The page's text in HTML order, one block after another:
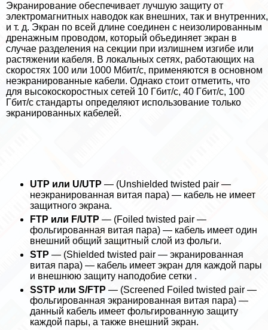
Экранирование обеспечивает лучшую защиту от
электромагнитных наводок как внешних, так и внутренних,
и т. д. Экран по всей длине соединен с неизолированным
дренажным проводом, который объединяет экран в
случае разделения на секции при излишнем изгибе или
растяжении кабеля. В локальных сетях, работающих на
скоростях 100 или 1000 Мбит/с, применяются в основном
неэкранированные кабели. Однако стоит отметить, что
для высокоскоростных сетей 10 Гбит/с, 40 Гбит/с, 100
Гбит/с стандарты определяют использование только
экранированных кабелей.
UTP или U/UTP — (Unshielded twisted pair —
неэкранированная витая пара) — кабель не имеет
защитного экрана.
FTP или F/UTP — (Foiled twisted pair —
фольгированная витая пара) — кабель имеет один
внешний общий защитный слой из фольги.
STP — (Shielded twisted pair — экранированная
витая пара) — кабель имеет экран для каждой пары
и внешнюю защиту наподобие сетки .
SSTP или S/FTP — (Screened Foiled twisted pair —
фольгированная экранированная витая пара) —
данный кабель имеет фольгированную защиту
каждой пары, а также внешний экран.